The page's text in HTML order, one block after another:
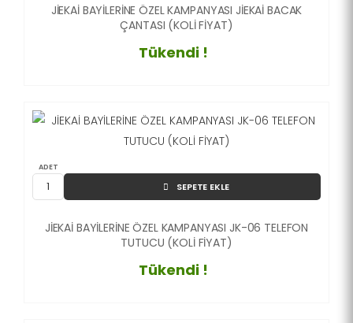
JİEKAİ BAYİLERİNE ÖZEL KAMPANYASI JİEKAİ BACAK
ÇANTASI (KOLİ FİYAT)
Tükendi !
ADET
SEPETE EKLE
JİEKAİ BAYİLERİNE ÖZEL KAMPANYASI JK-06 TELEFON
TUTUCU (KOLİ FİYAT)
Tükendi !